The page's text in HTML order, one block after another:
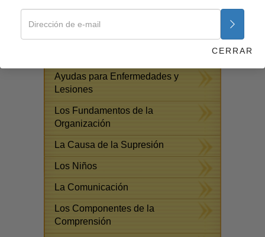
CURSOS GRATUITOS POR
Ayudas para Enfermedades y
Lesiones
Los Fundamentos de la
Organización
La Causa de la Supresión
Los Niños
La Comunicación
Los Componentes de la
Comprensión
CERRAR